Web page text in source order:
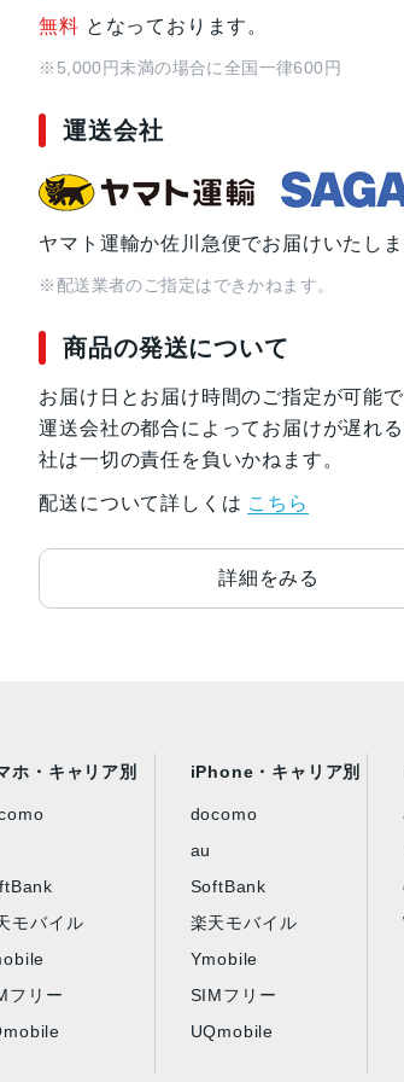
無料 となっております。
※5,000円未満の場合に全国一律600円
運送会社
ヤマト運輸か佐川急便でお届けいたしま
※配送業者のご指定はできかねます。
商品の発送について
お届け日とお届け時間のご指定が可能で
運送会社の都合によってお届けが遅れ
社は一切の責任を負いかねます。
配送について詳しくは こちら
詳細をみる
ホ・キャリア別
モバイル
フリー
iPhone・キャリア別
docomo
au
SoftBank
楽天モバイル
Ymobile
SIMフリー
UQmobile